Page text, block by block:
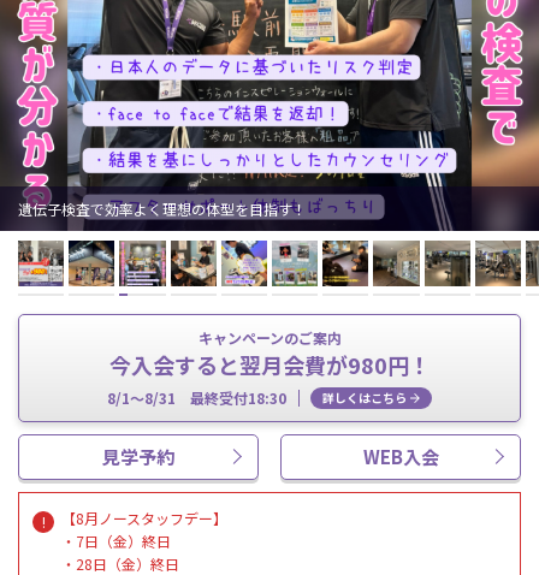
遺伝子検査で効率よく理想の体型を目指す！
キャンペーンのご案内
今入会すると翌月会費が980円！
8/1～8/31 最終受付18:30 詳しくはこちら
見学予約 WEB入会
【8月ノースタッフデー】
・7日（金）終日
・28日（金）終日